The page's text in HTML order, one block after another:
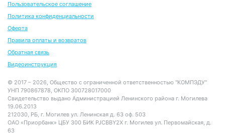
Пользовательское соглашение
Политика конфиденциальности
Оферта
Правила оплаты и возвратов
Обратная связь
Видеоинструкция
© 2017 – 2026, Общество с ограниченной ответственностью "КОМПЭДУ"
УНП 790867878, ОКПО 300728017000
Свидетельство выдано Администрацией Ленинского района г. Могилева
19.06.2013
212030, РБ, г. Могилев ул. Ленинская д. 63 оф. 503
ОАО «Приорбанк» ЦБУ 300 БИК PJCBBY2X г. Могилев ул. Первомайская, д.
63